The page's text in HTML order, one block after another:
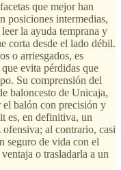
que mejor han
posiciones intermedias,
la ayuda temprana y
corta desde el lado débil.
o arriesgados, es
evita pérdidas que
Su comprensión del
baloncesto de Unicaja,
el balón con precisión y
es, en definitiva, un
al contrario, casi
seguro de vida con el
o trasladarla a un